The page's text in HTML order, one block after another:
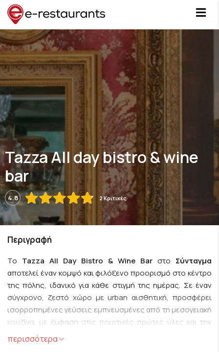
Tazza All day bistro & wine
bar
4.8 2 Κριτικές
Περιγραφή
Το Tazza All Day Bistro & Wine Bar στο Σύνταγμα
αποτελεί έναν κομψό και φιλόξενο προορισμό στο κέντρο
της πόλης, ιδανικό για κάθε στιγμή της ημέρας. Σε έναν
σύγχρονο, ζεστό χώρο με urban αισθητική, προσφέρει
ισορροπημένες γεύσεις εμπνευσμένες από τη μεσογειακή
κουζίνα, με έμφαση στις ποιοτικές πρώτες ύλες και την
προσεγμένη παρουσίαση. Από απολαυστικό brunch και
αρωματικό καφέ το πρωί, μέχρι δημιουργικά πιάτα, εκλεκτά
περισσότερα